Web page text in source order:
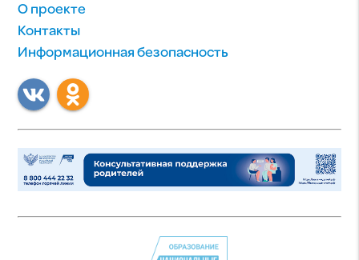
О проекте
Контакты
Информационная безопасность